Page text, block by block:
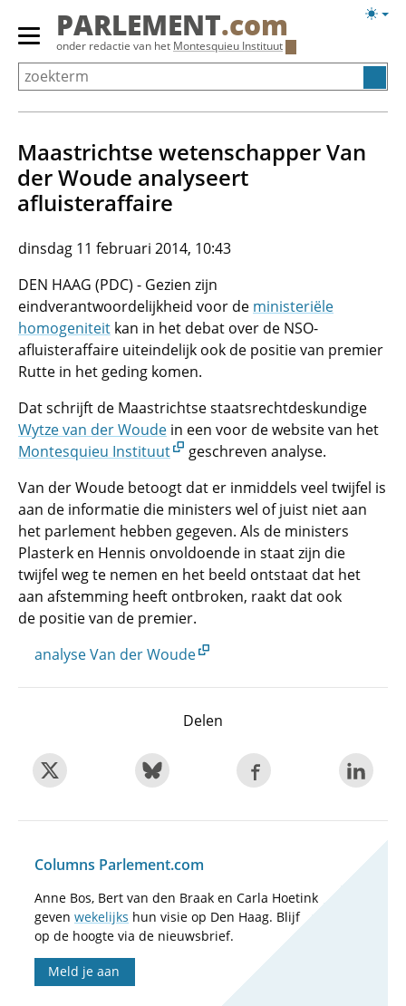
Overslaan
Primair
menu
tonen/verbergen
PARLEMENT.com
onder redactie van het Montesquieu Instituut
Maastrichtse wetenschapper Van
der Woude analyseert
afluisteraffaire
dinsdag 11 februari 2014, 10:43
DEN HAAG (PDC) - Gezien zijn
eindverantwoordelijkheid voor de ministeriële
homogeniteit kan in het debat over de NSO-
afluisteraffaire uiteindelijk ook de positie van premier
Rutte in het geding komen.
Dat schrijft de Maastrichtse staatsrechtdeskundige
Wytze van der Woude in een voor de website van het
Montesquieu Instituut
geschreven analyse.
Van der Woude betoogt dat er inmiddels veel twijfel is
aan de informatie die ministers wel of juist niet aan
het parlement hebben gegeven. Als de ministers
Plasterk en Hennis onvoldoende in staat zijn die
twijfel weg te nemen en het beeld ontstaat dat het
aan afstemming heeft ontbroken, raakt dat ook
de positie van de premier.
analyse Van der Woude
Delen
Columns Parlement.com
Anne Bos, Bert van den Braak en Carla Hoetink
geven wekelijks hun visie op Den Haag. Blijf
op de hoogte via de nieuwsbrief.
Meld je aan